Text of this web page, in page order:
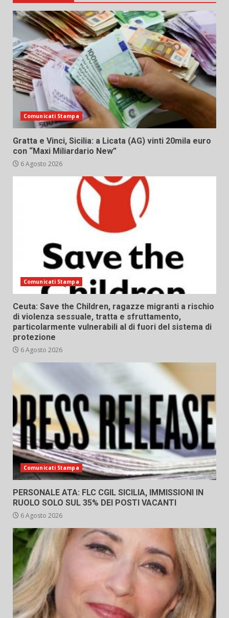
Comunicati Stampa
Gratta e Vinci, Sicilia: a Licata (AG) vinti 20mila euro
con “Maxi Miliardario New”
6 Agosto 2026
Comunicati Stampa
Ceuta: Save the Children, ragazze migranti a rischio
di violenza sessuale, tratta e sfruttamento,
particolarmente vulnerabili al di fuori del sistema di
protezione
6 Agosto 2026
Comunicati Stampa
PERSONALE ATA: FLC CGIL SICILIA, IMMISSIONI IN
RUOLO SOLO SUL 35% DEI POSTI VACANTI
6 Agosto 2026